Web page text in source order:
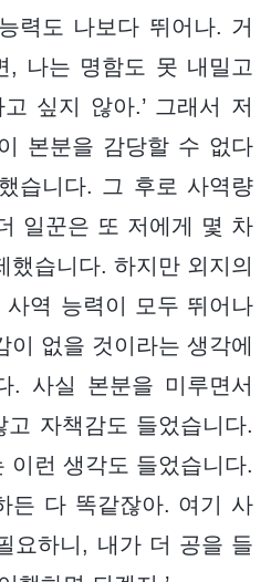
력도 나보다 뛰어나. 거
, 나는 명함도 못 내밀고
싶지 않아.’ 그래서 저
본분을 감당할 수 없다
습니다. 그 후로 사역량
일꾼은 또 저에게 몇 차
했습니다. 하지만 외지의
사역 능력이 모두 뛰어나
이 없을 것이라는 생각에
. 사실 본분을 미루면서
자책감도 들었습니다.
이런 생각도 들었습니다.
든 다 똑같잖아. 여기 사
요하니, 내가 더 공을 들